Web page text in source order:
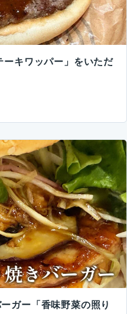
キワッパー」をいただ
ガー「香味野菜の照り